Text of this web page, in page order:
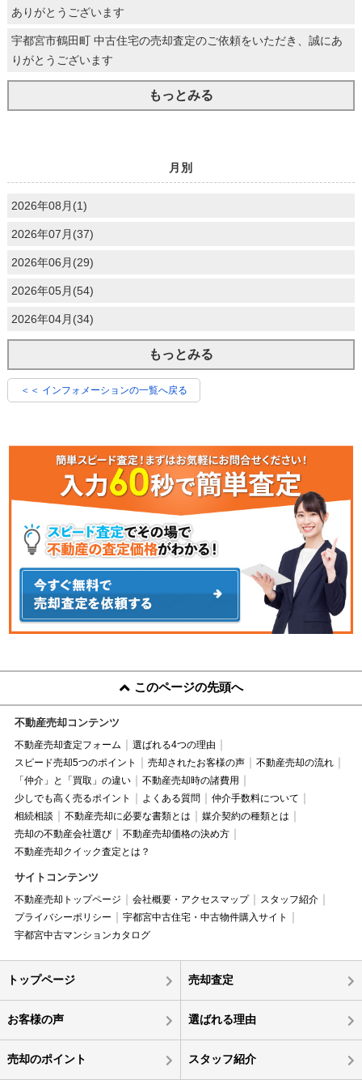
ありがとうございます
宇都宮市鶴田町 中古住宅の売却査定のご依頼をいただき、誠にあ
りがとうございます
もっとみる
月別
2026年08月(1)
2026年07月(37)
2026年06月(29)
2026年05月(54)
2026年04月(34)
もっとみる
＜＜ インフォメーションの一覧へ戻る
このページの先頭へ
不動産売却コンテンツ
不動産売却査定フォーム
選ばれる4つの理由
スピード売却5つのポイント
売却されたお客様の声
不動産売却の流れ
「仲介」と「買取」の違い
不動産売却時の諸費用
少しでも高く売るポイント
よくある質問
仲介手数料について
相続相談
不動産売却に必要な書類とは
媒介契約の種類とは
売却の不動産会社選び
不動産売却価格の決め方
不動産売却クイック査定とは？
サイトコンテンツ
不動産売却トップページ 会社概要・アクセスマップ
スタッフ紹介
プライバシーポリシー
宇都宮中古住宅・中古物件購入サイト
宇都宮中古マンションカタログ
トップページ 売却査定
お客様の声 選ばれる理由
売却のポイント スタッフ紹介